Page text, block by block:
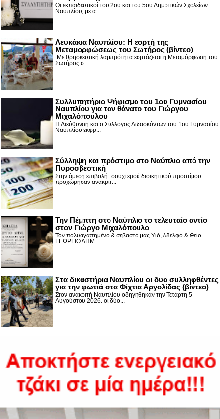
Οι εκπαιδευτικοί του 2ου και του 5ου Δημοτικών Σχολείων
Ναυπλίου, με α...
Λευκάκια Ναυπλίου: Η εορτή της
Μεταμορφώσεως του Σωτήρος (βίντεο)
Με θρησκευτική λαμπρότητα εορτάζεται η Μεταμόρφωση του
Σωτήρος σ...
Συλλυπητήριο Ψήφισμα του 1ου Γυμνασίου
Ναυπλίου για τον θάνατο του Γιώργου
Μιχαλόπουλου
Η Διεύθυνση και ο Σύλλογος Διδασκόντων του 1ου Γυμνασίου
Ναυπλίου εκφρ...
Σύλληψη και πρόστιμο στο Ναύπλιο από την
Πυροσβεστική
Στην άμεση επιβολή τσουχτερού διοικητικού προστίμου
προχώρησαν ανακριτ...
Την Πέμπτη στο Ναύπλιο το τελευταίο αντίο
στον Γιώργο Μιχαλόπουλο
Τον πολυαγαπημένο & σεβαστό μας Υιό, Αδελφό & Θείο
ΓΕΩΡΓΙΟ ΔΗΜ...
Στα δικαστήρια Ναυπλίου οι δυο συλληφθέντες
για την φωτιά στα Φίχτια Αργολίδας (βίντεο)
Στον ανακριτή Ναυπλίου οδηγήθηκαν την Τετάρτη 5
Αυγούστου 2026. οι δύο...